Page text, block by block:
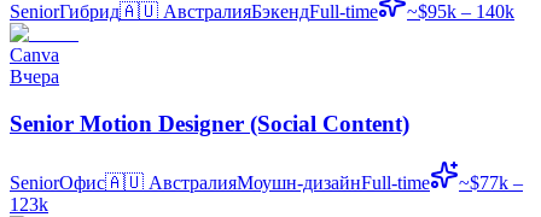
SeniorГибрид🇦🇺 АвстралияБэкендFull-time ~$95k – 140k
Canva
Вчера
Senior Motion Designer (Social Content)
SeniorОфис🇦🇺 АвстралияМоушн-дизайнFull-time
~$77k –
123k